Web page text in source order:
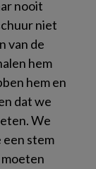
nooit
niet
van de
hem
hem en
dat we
We
een stem